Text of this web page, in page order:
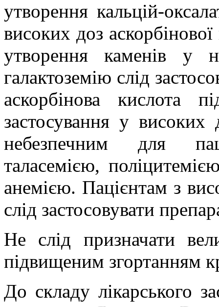
утворення кальцій-
високих доз
утворення каменів у
галактоземію слід
аскорбінова кислота
застосування у
небезпечним для
таласемією,
анемією. Пацієнтам з
слід застосовувати
Не слід призначати
підвищеним згортанням
До складу лікарського